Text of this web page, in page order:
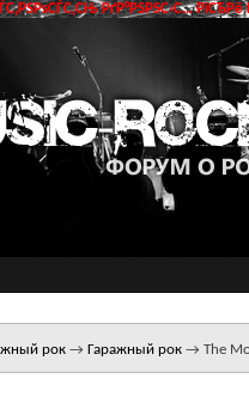
РґР°РЅРЅС‹С…
рок → Гаражный рок → The